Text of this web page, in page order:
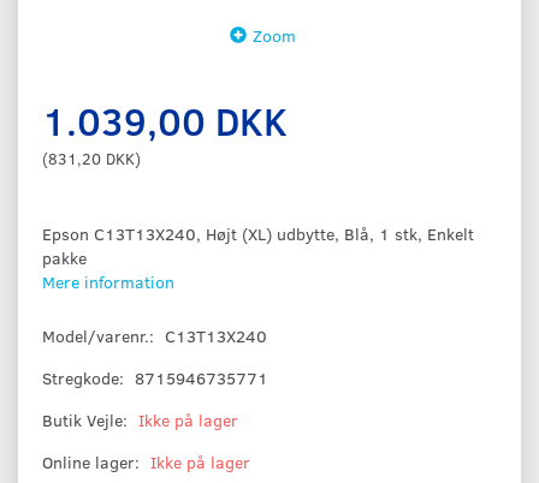
Zoom
1.039,00 DKK
(831,20 DKK)
Epson C13T13X240, Højt (XL) udbytte, Blå, 1 stk, Enkelt
pakke
Mere information
Model/varenr.: C13T13X240
Stregkode: 8715946735771
Butik Vejle: Ikke på lager
Online lager: Ikke på lager